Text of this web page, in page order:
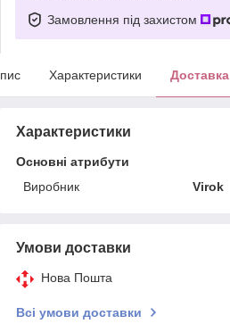
Замовлення під захистом
Характеристики Доставка
Характеристики
Основні атрибути
Виробник
Virok
Умови доставки
Нова Пошта
Всі умови доставки